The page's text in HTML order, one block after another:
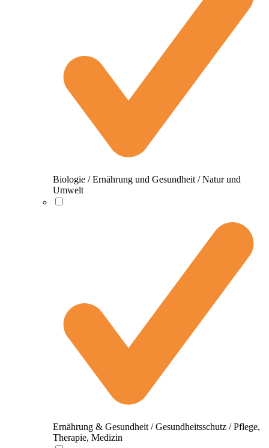
Biologie / Ernährung und Gesundheit / Natur und
Umwelt
Ernährung & Gesundheit / Gesundheitsschutz / Pflege,
Therapie, Medizin